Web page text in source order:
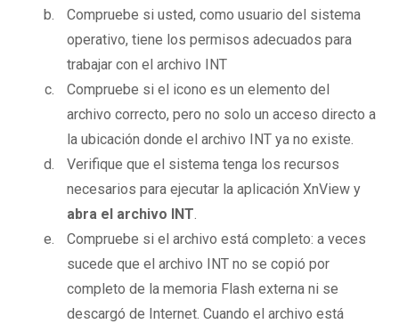
Compruebe si usted, como usuario del sistema
operativo, tiene los permisos adecuados para
trabajar con el archivo INT
Compruebe si el icono es un elemento del
archivo correcto, pero no solo un acceso directo a
la ubicación donde el archivo INT ya no existe.
Verifique que el sistema tenga los recursos
necesarios para ejecutar la aplicación XnView y
abra el archivo INT.
Compruebe si el archivo está completo: a veces
sucede que el archivo INT no se copió por
completo de la memoria Flash externa ni se
descargó de Internet. Cuando el archivo está